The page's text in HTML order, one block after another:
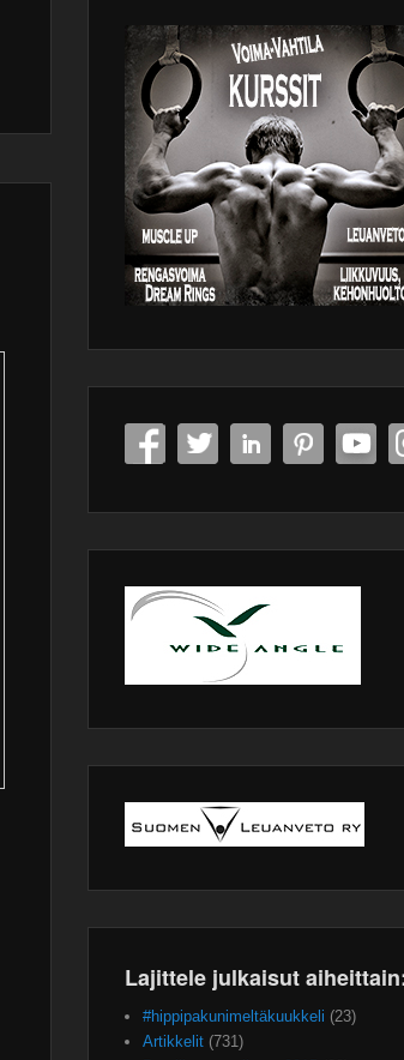
Lajittele julkaisut
#hippipakunimeltäkuukkeli (23)
Artikkelit (731)